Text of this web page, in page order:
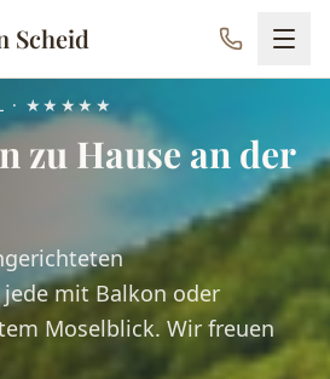
Scheid
· ★★★★★
zu Hausean der
mit Balkon oder
Moselblick. Wir freuen